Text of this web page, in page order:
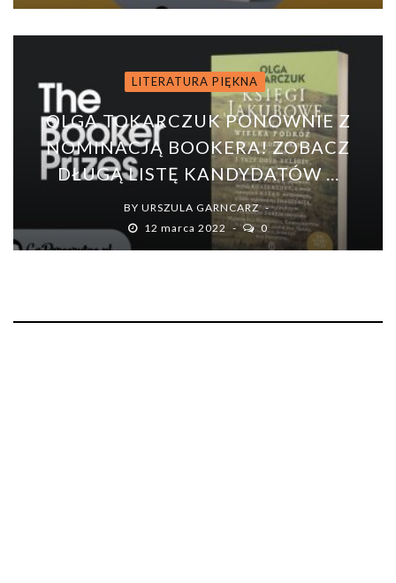
LITERATURA PIĘKNA
OLGA TOKARCZUK PONOWNIE Z
NOMINACJĄ BOOKERA! ZOBACZ
DŁUGĄ LISTĘ KANDYDATÓW ...
BY URSZULA GARNCARZ
12 marca 2022
0